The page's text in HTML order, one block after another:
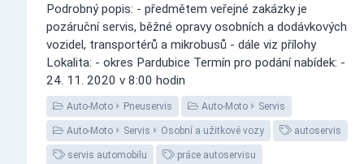
Podrobný popis: - předmětem veřejné zakázky je
pozáruční servis, běžné opravy osobních a dodávkových
vozidel, transportérů a mikrobusů - dále viz přílohy
Lokalita: - okres Pardubice Termín pro podání nabídek: -
24. 11. 2020 v 8:00 hodin
Auto-Moto Pneuservis Auto-Moto Servis
Auto-Moto Servis Osobní a užitkové vozy autoservis
servis automobilu práce autoservisu